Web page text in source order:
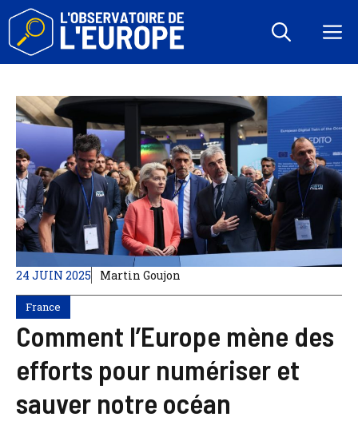
Aller
contenu
24 JUIN 2025 Martin Goujon
France
Comment l’Europe mène des
efforts pour numériser et
sauver notre océan